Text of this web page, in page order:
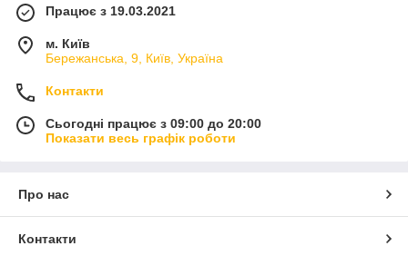
Працює з 19.03.2021
м. Київ
Бережанська, 9, Київ, Україна
Контакти
Сьогодні працює з 09:00 до 20:00
Показати весь графік роботи
Про нас
Контакти